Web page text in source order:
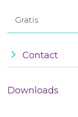
Gratis
Contact
Downloads